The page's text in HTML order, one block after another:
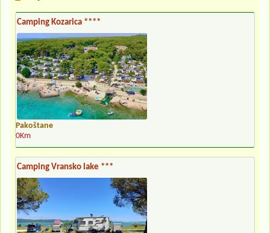
Camping Kozarica ****
Pakoštane
0Km
Camping Vransko lake ***